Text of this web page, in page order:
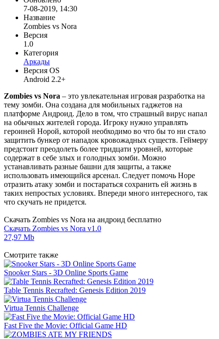
7-08-2019, 14:30
Название
Zombies vs Nora
Версия
1.0
Категория
Аркады
Версия OS
Android 2.2+
Zombies vs Nora – это увлекательная игровая разработка на
тему зомби. Она создана для мобильных гаджетов на
платформе Андроид. Дело в том, что страшный вирус напал
на обычных жителей города. Игроку нужно управлять
героиней Норой, которой необходимо во что бы то ни стало
защитить бункер от нападок кровожадных существ. Геймеру
предстоит преодолеть более тридцати уровней, которые
содержат в себе злых и голодных зомби. Можно
устанавливать разные башни для защиты, а также
использовать имеющийся арсенал. Следует помочь Норе
отразить атаку зомби и постараться сохранить ей жизнь в
таких непростых условиях. Впереди много интересного, так
что скучать не придется.
Скачать Zombies vs Nora на андроид бесплатно
Скачать Zombies vs Nora v1.0
27,97 Mb
Смотрите также
Snooker Stars - 3D Online Sports Game
Table Tennis Recrafted: Genesis Edition 2019
Virtua Tennis Challenge
Fast Five the Movie: Official Game HD